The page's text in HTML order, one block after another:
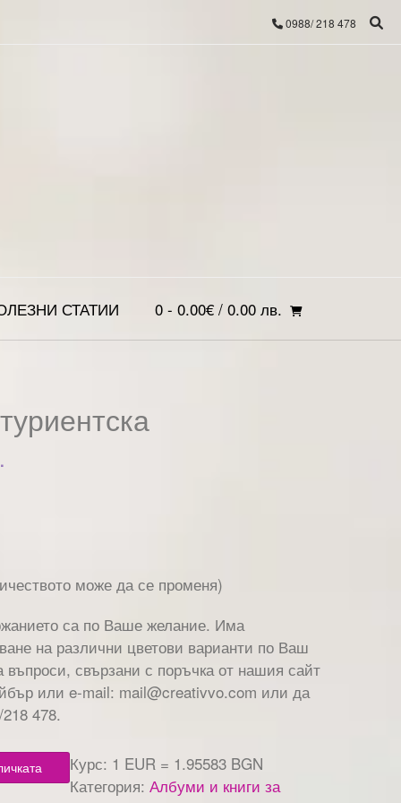
0988/ 218 478
СТАТИИ 0- 0.00€ / 0.00 лв.
може да се променя)
са по Ваше желание. Има
на различни цветови варианти по Ваш
свързани с поръчка от нашия сайт
или e-mail: mail@creativvo.com или да
478.
Курс: 1 EUR = 1.95583 BGN
Категория:Албуми и книги за